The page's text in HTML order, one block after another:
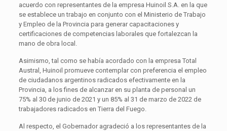
acuerdo con representantes de la empresa Huinoil S.A. en la que
se establece un trabajo en conjunto con el Ministerio de Trabajo
y Empleo de la Provincia para generar capacitaciones y
certificaciones de competencias laborales que fortalezcan la
mano de obra local.
Asimismo, tal como se había acordado con la empresa Total
Austral, Huinoil promueve contemplar con preferencia el empleo
de ciudadanos argentinos radicados efectivamente en la
Provincia, a los fines de alcanzar en su planta de personal un
75% al 30 de junio de 2021 y un 85% al 31 de marzo de 2022 de
trabajadores radicados en Tierra del Fuego.
Al respecto, el Gobernador agradeció a los representantes de la